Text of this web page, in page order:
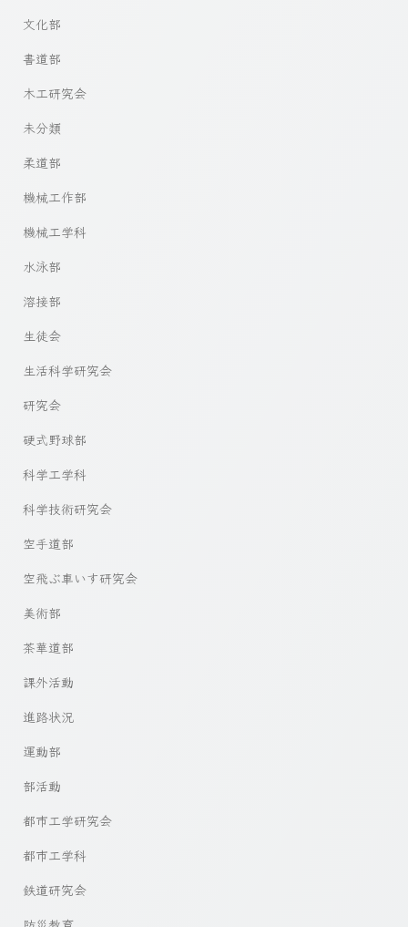
文化部
書道部
木工研究会
未分類
柔道部
機械工作部
機械工学科
水泳部
溶接部
生徒会
生活科学研究会
研究会
硬式野球部
科学工学科
科学技術研究会
空手道部
空飛ぶ車いす研究会
美術部
茶華道部
課外活動
進路状況
運動部
部活動
都市工学研究会
都市工学科
鉄道研究会